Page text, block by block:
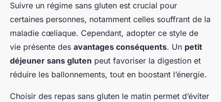
Suivre un régime sans gluten est crucial pour
certaines personnes, notamment celles souffrant de la
maladie cœliaque. Cependant, adopter ce style de
vie présente des avantages conséquents. Un petit
déjeuner sans gluten peut favoriser la digestion et
réduire les ballonnements, tout en boostant l’énergie.
Choisir des repas sans gluten le matin permet d’éviter